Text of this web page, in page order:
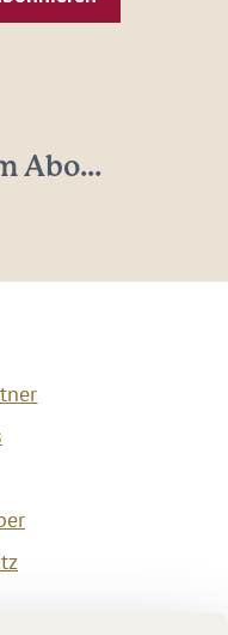
Abo...